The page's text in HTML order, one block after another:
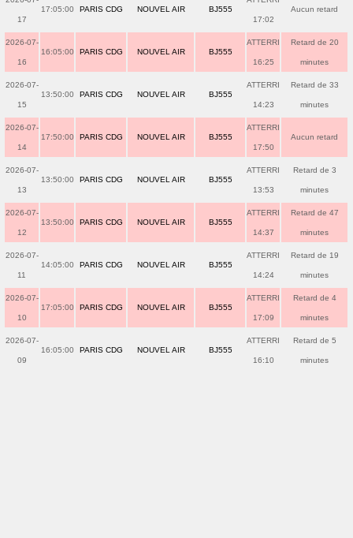
17
17:05:00 PARIS CDG NOUVEL AIR BJ555
17:02
Aucun retard
2026-07-
16
16:05:00 PARIS CDG NOUVEL AIR BJ555
ATTERRI
16:25
Retard de 20
minutes
2026-07-
15
13:50:00 PARIS CDG NOUVEL AIR BJ555
ATTERRI
14:23
Retard de 33
minutes
2026-07-
14
17:50:00 PARIS CDG NOUVEL AIR BJ555
ATTERRI
17:50
Aucun retard
2026-07-
13
13:50:00 PARIS CDG NOUVEL AIR BJ555
ATTERRI
13:53
Retard de 3
minutes
2026-07-
12
13:50:00 PARIS CDG NOUVEL AIR BJ555
ATTERRI
14:37
Retard de 47
minutes
2026-07-
11
14:05:00 PARIS CDG NOUVEL AIR BJ555
ATTERRI
14:24
Retard de 19
minutes
2026-07-
10
17:05:00 PARIS CDG NOUVEL AIR BJ555
ATTERRI
17:09
Retard de 4
minutes
2026-07-
09
16:05:00 PARIS CDG NOUVEL AIR BJ555
ATTERRI
16:10
Retard de 5
minutes